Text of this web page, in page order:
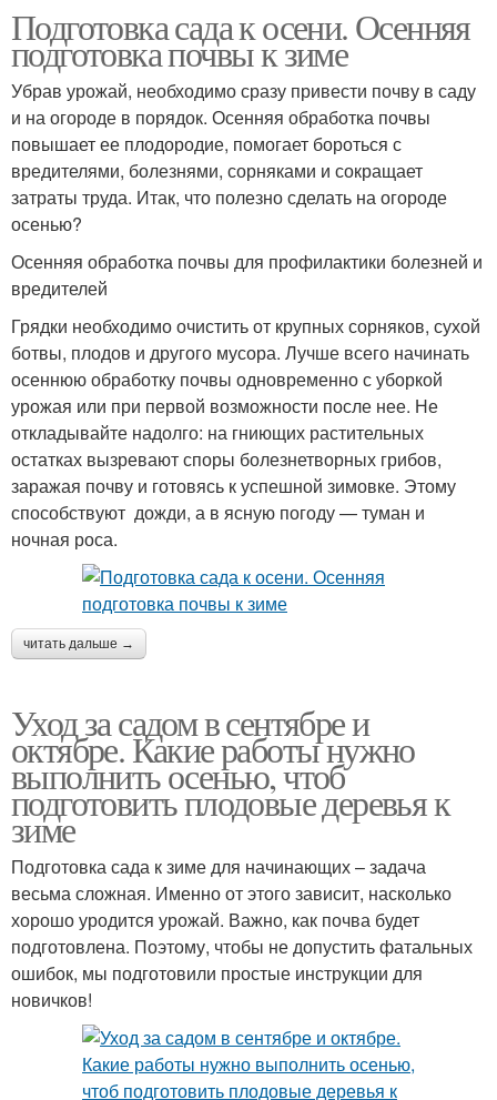
Подготовка сада к осени. Осенняя
подготовка почвы к зиме
Убрав урожай, необходимо сразу привести почву в саду
и на огороде в порядок. Осенняя обработка почвы
повышает ее плодородие, помогает бороться с
вредителями, болезнями, сорняками и сокращает
затраты труда. Итак, что полезно сделать на огороде
осенью?
Осенняя обработка почвы для профилактики болезней и
вредителей
Грядки необходимо очистить от крупных сорняков, сухой
ботвы, плодов и другого мусора. Лучше всего начинать
осеннюю обработку почвы одновременно с уборкой
урожая или при первой возможности после нее. Не
откладывайте надолго: на гниющих растительных
остатках вызревают споры болезнетворных грибов,
заражая почву и готовясь к успешной зимовке. Этому
способствуют дожди, а в ясную погоду — туман и
ночная роса.
читать дальше →
Уход за садом в сентябре и
октябре. Какие работы нужно
выполнить осенью, чтоб
подготовить плодовые деревья к
зиме
Подготовка сада к зиме для начинающих – задача
весьма сложная. Именно от этого зависит, насколько
хорошо уродится урожай. Важно, как почва будет
подготовлена. Поэтому, чтобы не допустить фатальных
ошибок, мы подготовили простые инструкции для
новичков!